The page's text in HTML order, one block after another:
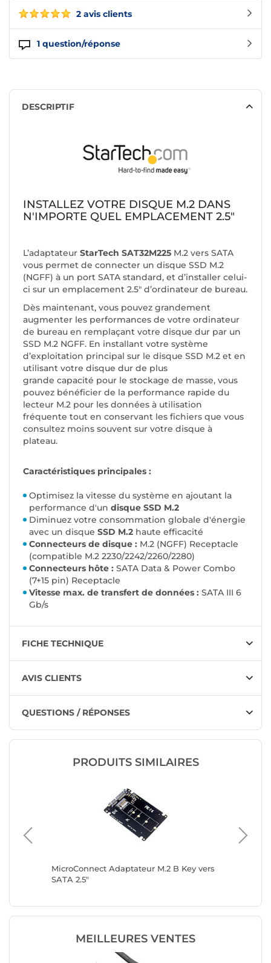
2 avis clients
1 question/réponse
DESCRIPTIF
INSTALLEZ VOTRE DISQUE M.2 DANS
N'IMPORTE QUEL EMPLACEMENT 2.5"
L’adaptateur StarTech SAT32M225 M.2 vers SATA
vous permet de connecter un disque SSD M.2
(NGFF) à un port SATA standard, et d’installer celui-
ci sur un emplacement 2.5" d’ordinateur de bureau.
Dès maintenant, vous pouvez grandement
augmenter les performances de votre ordinateur
de bureau en remplaçant votre disque dur par un
SSD M.2 NGFF. En installant votre système
d’exploitation principal sur le disque SSD M.2 et en
utilisant votre disque dur de plus
grande capacité pour le stockage de masse, vous
pouvez bénéficier de la performance rapide du
lecteur M.2 pour les données à utilisation
fréquente tout en conservant les fichiers que vous
consultez moins souvent sur votre disque à
plateau.
Caractéristiques principales :
Optimisez la vitesse du système en ajoutant la
performance d'un disque SSD M.2
Diminuez votre consommation globale d'énergie
avec un disque SSD M.2 haute efficacité
Connecteurs de disque : M.2 (NGFF) Receptacle
(compatible M.2 2230/2242/2260/2280)
Connecteurs hôte : SATA Data & Power Combo
(7+15 pin) Receptacle
Vitesse max. de transfert de données : SATA III 6
Gb/s
FICHE TECHNIQUE
AVIS CLIENTS
QUESTIONS / RÉPONSES
PRODUITS SIMILAIRES
MicroConnect Adaptateur M.2 B Key vers
SATA 2.5"
MEILLEURES VENTES